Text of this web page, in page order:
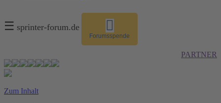
☰ sprinter-forum.de
Forumsspende
PARTNER
Zum Inhalt